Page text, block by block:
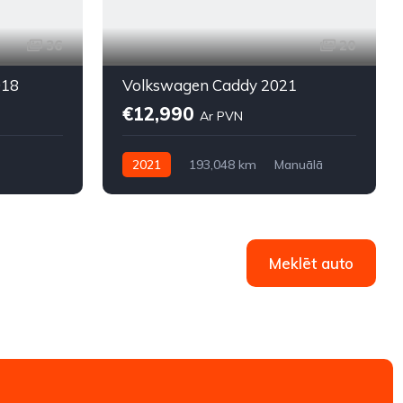
36 20
Volkswagen Caddy 2021
€12,990 Ar PVN
2021 193,048 km
Manuālā
Meklēt auto